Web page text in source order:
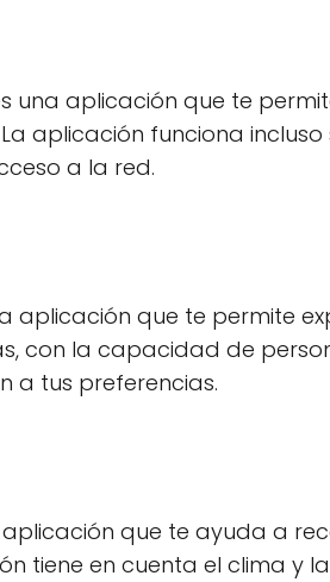
una aplicación que te
aplicación funciona incluso
a la red.
aplicación que te permite
con la capacidad de
a tus preferencias.
que te ayuda a
tiene en cuenta el clima y